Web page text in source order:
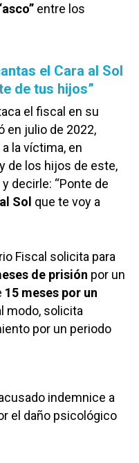
entre los
el Cara al Sol
de tus hijos”
el fiscal en su
en julio de 2022,
la víctima, en
de los hijos de este,
decirle: “Ponte de
Sol que te voy a
Fiscal solicita para
de prisión por un
15 meses por un
modo, solicita
por un periodo
indemnice a
el daño psicológico